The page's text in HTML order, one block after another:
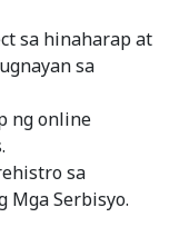
sa hinaharap at
sa
ng online
sa
Mga Serbisyo.